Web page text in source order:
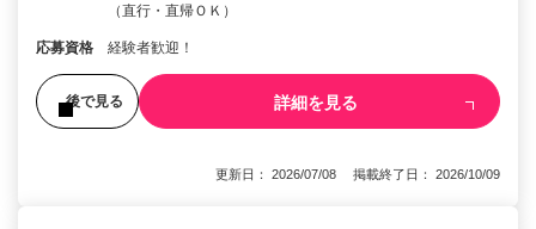
（直行・直帰ＯＫ）
応募資格 経験者歓迎！
後で見る 詳細を見る
更新日： 2026/07/08 掲載終了日： 2026/10/09